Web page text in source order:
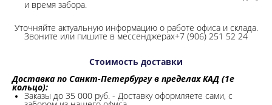
и время забора.
Уточняйте актуальную информацию о работе офиса и склада.
Звоните или пишите в мессенджерах+7 (906) 251 52 24
Стоимость доставки
Доставка по Санкт-Петербургу в пределах КАД (1е
кольцо):
Заказы до 35 000 руб. - Доставку оформляете сами, с